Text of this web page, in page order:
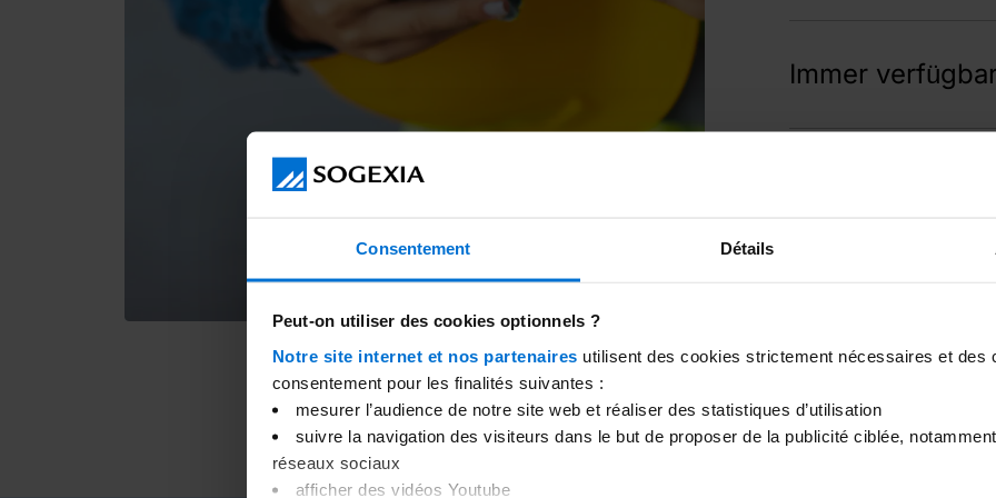
Consentement Détails
Peut-on utiliser des cookies optionnels ?
Notre site internet et nos partenaires utilisent des cookies strictement nécessaires et des
consentement pour les finalités suivantes :
mesurer l’audience de notre site web et réaliser des statistiques d’utilisation
suivre la navigation des visiteurs dans le but de proposer de la publicité ciblée,
réseaux sociaux
afficher des vidéos Youtube
können Sie die
benutzerdefinierte
Immer
Ihre Kontoauszüge
oder den Download
Vereinfachter
Es ist möglich, einen